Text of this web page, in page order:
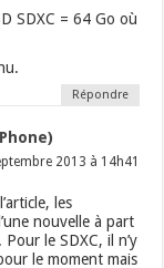
SDXC = 64 Go où
Répondre
2013 à 14h41
les
nouvelle à part
le SDXC, il n’y
le moment mais